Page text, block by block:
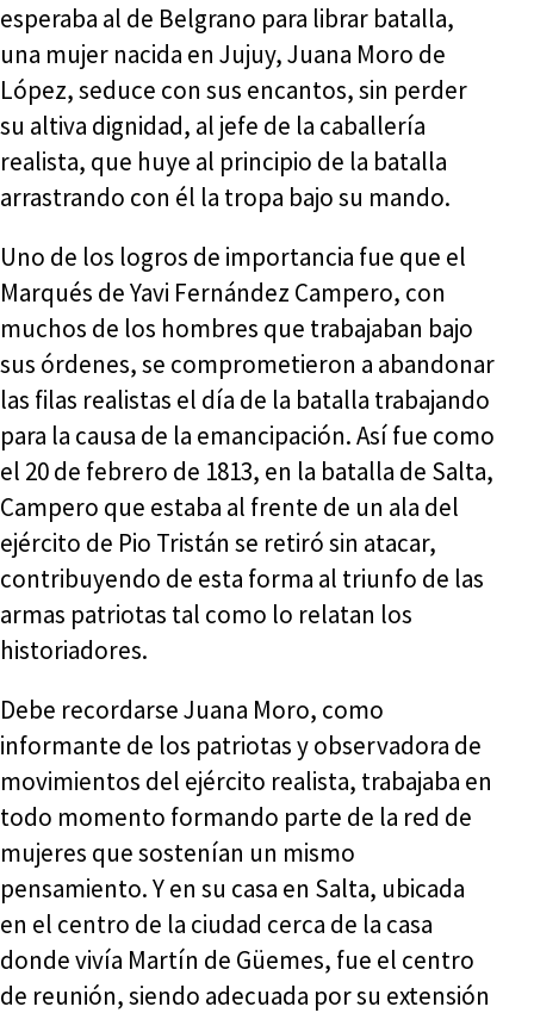
esperaba al de Belgrano para librar batalla,
una mujer nacida en Jujuy, Juana Moro de
López, seduce con sus encantos, sin perder
su altiva dignidad, al jefe de la caballería
realista, que huye al principio de la batalla
arrastrando con él la tropa bajo su mando.
Uno de los logros de importancia fue que el
Marqués de Yavi Fernández Campero, con
muchos de los hombres que trabajaban bajo
sus órdenes, se comprometieron a abandonar
las filas realistas el día de la batalla trabajando
para la causa de la emancipación. Así fue como
el 20 de febrero de 1813, en la batalla de Salta,
Campero que estaba al frente de un ala del
ejército de Pio Tristán se retiró sin atacar,
contribuyendo de esta forma al triunfo de las
armas patriotas tal como lo relatan los
historiadores.
Debe recordarse Juana Moro, como
informante de los patriotas y observadora de
movimientos del ejército realista, trabajaba en
todo momento formando parte de la red de
mujeres que sostenían un mismo
pensamiento. Y en su casa en Salta, ubicada
en el centro de la ciudad cerca de la casa
donde vivía Martín de Güemes, fue el centro
de reunión, siendo adecuada por su extensión